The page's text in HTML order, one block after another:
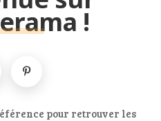
!
pour retrouver les